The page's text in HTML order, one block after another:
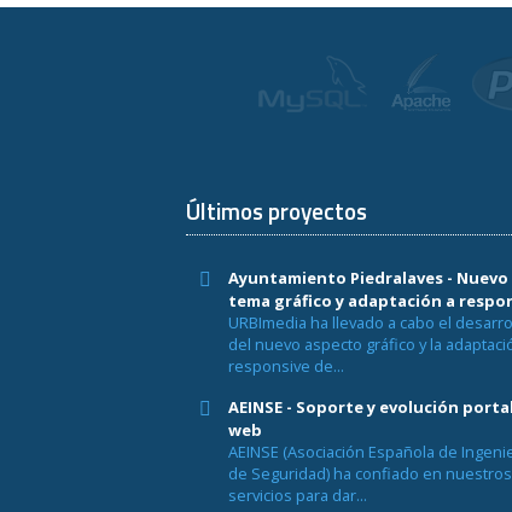
Últimos proyectos
Ayuntamiento Piedralaves - Nuevo
tema gráfico y adaptación a
URBImedia ha llevado a cabo el
del nuevo aspecto gráfico y la
responsive de...
AEINSE - Soporte y evolución portal
web
AEINSE (Asociación Española de
de Seguridad) ha confiado en nuestros
servicios para dar...